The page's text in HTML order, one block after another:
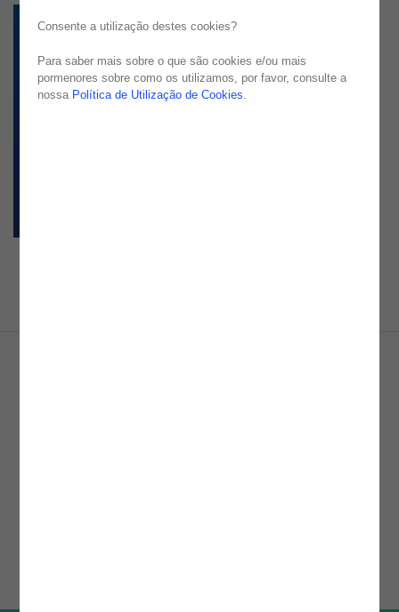
Consente a utilização destes cookies?
Para saber mais sobre o que são cookies e/ou mais
pormenores sobre como os utilizamos, por favor, consulte a
nossa Política de Utilização de Cookies.